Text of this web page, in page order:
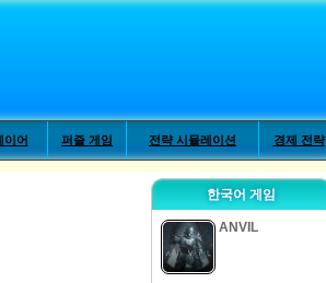
이어 퍼즐 게임 전략 시뮬레이션 경제 전략
한국어 게임
ANVIL